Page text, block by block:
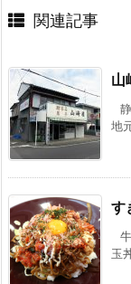
関連記事
山
地
す
玉